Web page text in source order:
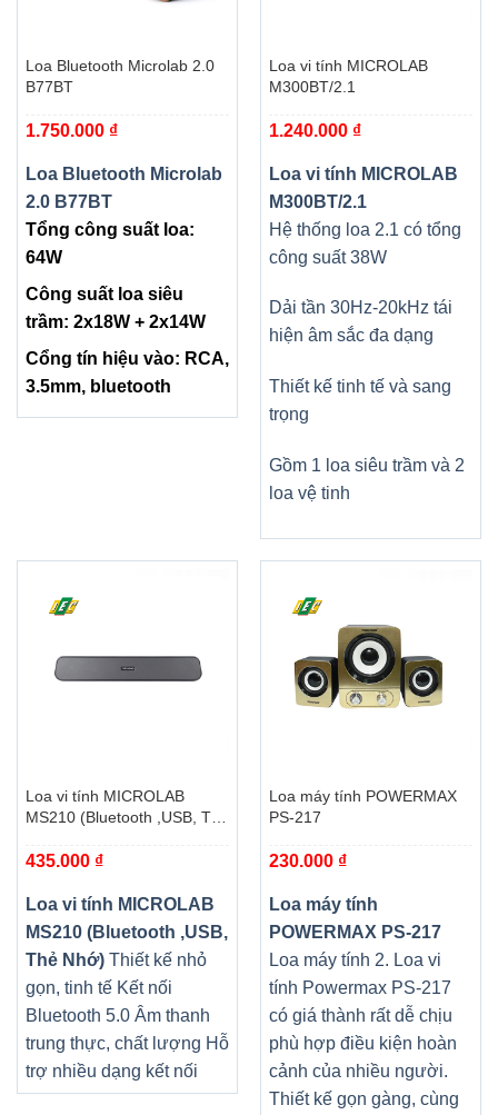
Loa Bluetooth Microlab 2.0
B77BT
1.750.000 ₫
Loa Bluetooth Microlab
2.0 B77BT
Tổng công suất loa:
64W
Công suất loa siêu
trầm: 2x18W + 2x14W
Cổng tín hiệu vào: RCA,
3.5mm, bluetooth
Loa vi tính MICROLAB
M300BT/2.1
1.240.000 ₫
Loa vi tính MICROLAB
M300BT/2.1
Hệ thống loa 2.1 có tổng
công suất 38W
Dải tần 30Hz-20kHz tái
hiện âm sắc đa dạng
Thiết kế tinh tế và sang
trọng
Gồm 1 loa siêu trầm và 2
loa vệ tinh
Loa vi tính MICROLAB
MS210 (Bluetooth ,USB, Thẻ
435.000 ₫
Loa vi tính MICROLAB
MS210 (Bluetooth ,USB,
Thẻ Nhớ)Thiết kế nhỏ
gọn, tinh tế Kết nối
Bluetooth 5.0 Âm thanh
trung thực, chất lượng Hỗ
trợ nhiều dạng kết nối
Loa máy tính POWERMAX
PS-217
230.000 ₫
Loa máy tính
POWERMAX PS-217
Loa máy tính 2. Loa vi
tính Powermax PS-217
có giá thành rất dễ chịu
phù hợp điều kiện hoàn
cảnh của nhiều người.
Thiết kế gọn gàng, cùng